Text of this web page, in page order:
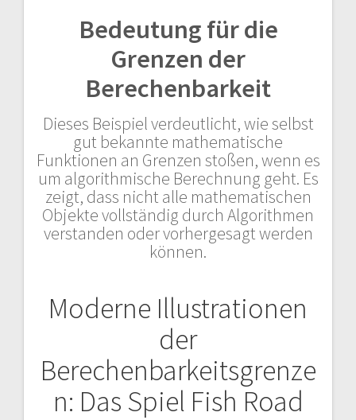
Bedeutung für die
Grenzen der
Berechenbarkeit
Dieses Beispiel verdeutlicht, wie selbst
gut bekannte mathematische
Funktionen an Grenzen stoßen, wenn es
um algorithmische Berechnung geht. Es
zeigt, dass nicht alle mathematischen
Objekte vollständig durch Algorithmen
verstanden oder vorhergesagt werden
können.
Moderne Illustrationen
der
Berechenbarkeitsgrenze
n: Das Spiel Fish Road